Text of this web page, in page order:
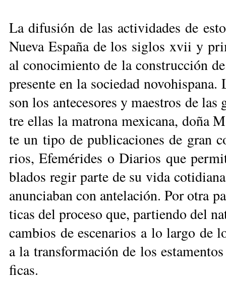
La di­fu­sión de las ac­ti­vi­da­des de
Nue­va Es­pa­ña de los si­glos xvii y
al co­no­ci­mien­to de la cons­truc­ción
pre­sen­te en la so­cie­dad
son los an­te­ce­so­res y maes­tros de
tre ellas la ma­tro­na me­xi­ca­na, do­ña
te un ti­po de pu­bli­ca­cio­nes de gran
rios, Efe­mé­ri­des o Dia­rios que
bla­dos re­gir par­te de su vi­da
anun­cia­ban con an­te­la­ción. Por otra
ti­cas del pro­ce­so que, par­tien­do del
cam­bios de es­ce­na­rios a lo lar­go de
a la trans­for­ma­ción de los
fi­cas.